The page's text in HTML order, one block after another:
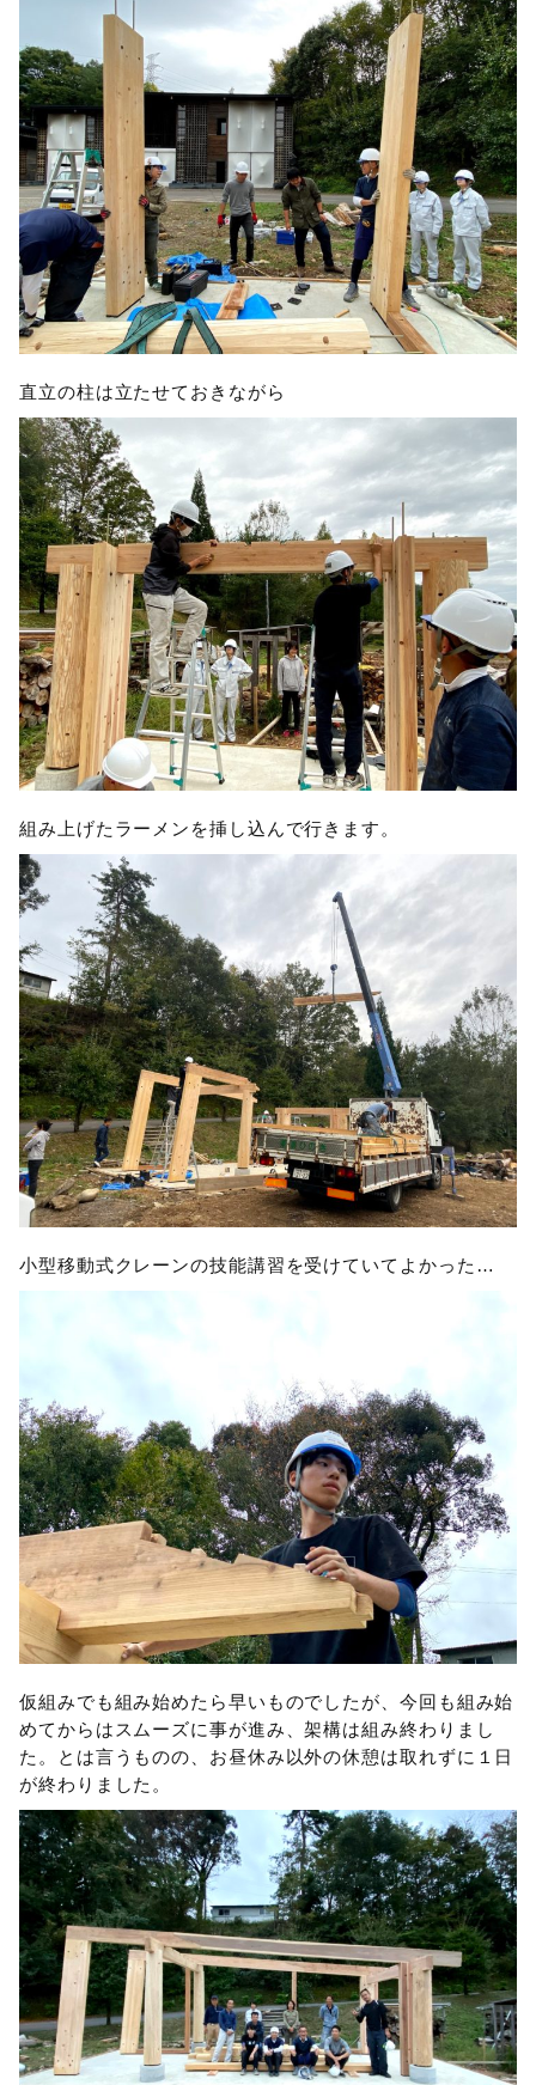
直立の柱は立たせておきながら
組み上げたラーメンを挿し込んで行きます。
小型移動式クレーンの技能講習を受けていてよかった…
仮組みでも組み始めたら早いものでしたが、今回も組み始
めてからはスムーズに事が進み、架構は組み終わりまし
た。とは言うものの、お昼休み以外の休憩は取れずに１日
が終わりました。